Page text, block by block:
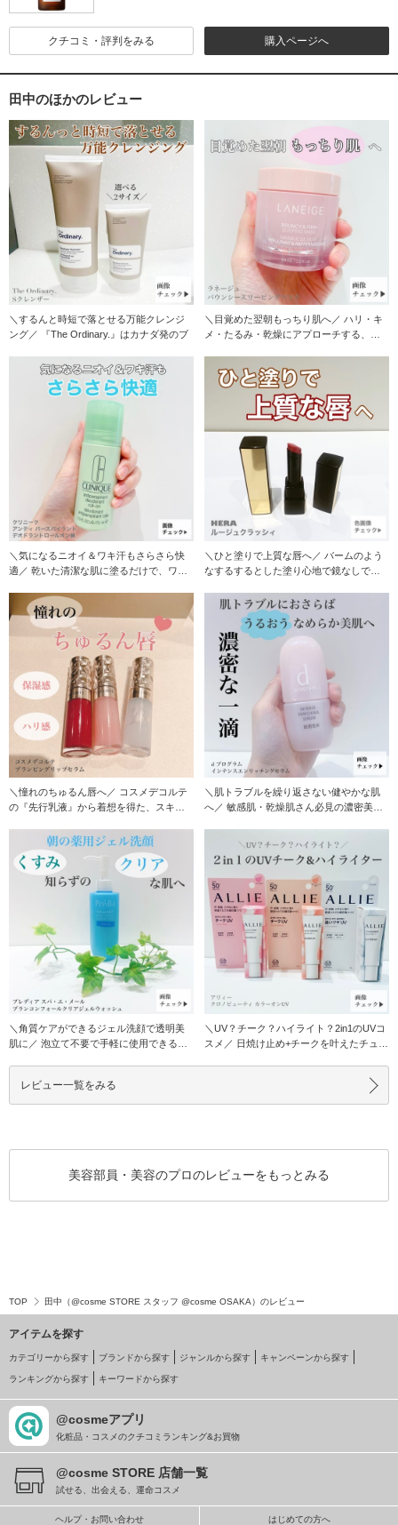
購入ページへ
クチコミ・評判をみる
田中のほかのレビュー
＼するんと時短で落とせる万能クレンジ
ング／ 『The Ordinary.』はカナダ発のブ
＼目覚めた翌朝もっちり肌へ／ ハリ・キ
メ・たるみ・乾燥にアプローチする、ぷ
＼気になるニオイ＆ワキ汗もさらさら快
適／ 乾いた清潔な肌に塗るだけで、ワキ
＼ひと塗りで上質な唇へ／ バームのよう
なするするとした塗り心地で鏡なしでも
＼憧れのちゅるん唇へ／ コスメデコルテ
の『先行乳液』から着想を得た、スキン
＼肌トラブルを繰り返さない健やかな肌
へ／ 敏感肌・乾燥肌さん必見の濃密美容
＼角質ケアができるジェル洗顔で透明美
肌に／ 泡立て不要で手軽に使用できる薬
＼UV？チーク？ハイライト？2in1のUVコ
スメ／ 日焼け止め+チークを叶えたチュー
レビュー一覧をみる
美容部員・美容のプロのレビューをもっとみる
TOP 田中（@cosme STORE スタッフ @cosme OSAKA）のレビュー
アイテムを探す
カテゴリーから探す ブランドから探す ジャンルから探す キャンペーンから探す
ランキングから探す キーワードから探す
@cosmeアプリ
化粧品・コスメのクチコミランキング&お買物
@cosme STORE 店舗一覧
試せる、出会える、運命コスメ
ヘルプ・お問い合わせ はじめての方へ